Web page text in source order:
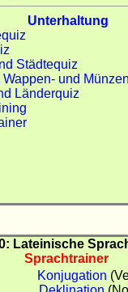
Unterhaltung
Städtequiz
Wappen- und
Länderquiz
Lateinische
Sprachtrainer
Konjugation